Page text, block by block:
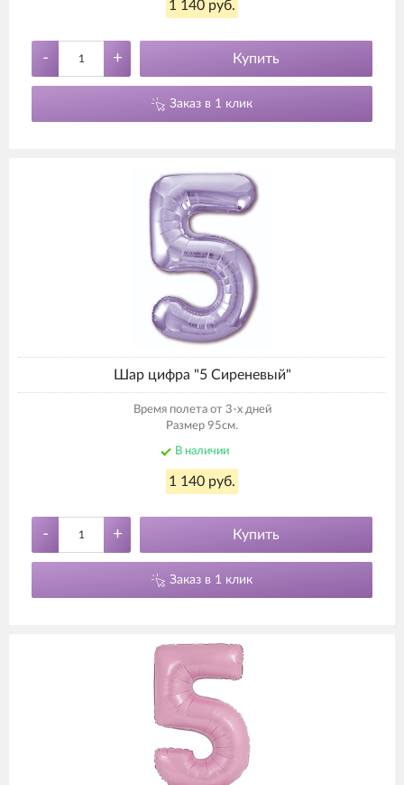
1 140 руб.
- + Купить
Заказ в 1 клик
Шар цифра "5 Сиреневый"
Время полета от 3-х дней
Размер 95см.
В наличии
1 140 руб.
- + Купить
Заказ в 1 клик